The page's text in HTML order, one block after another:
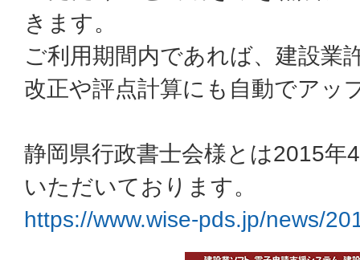
きます。
ご利用期間内であれば、建設業
改正や評点計算にも自動でアッ
静岡県行政書士会様とは2015年
いただいております。
https://www.wise-pds.jp/news/